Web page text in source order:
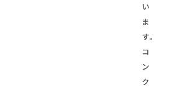
い
ま
す。
コ
ン
ク